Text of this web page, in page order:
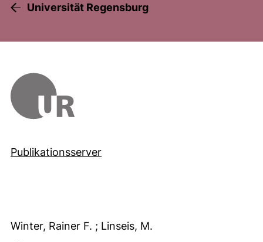
Universität Regensburg
Publikationsserver
Winter, Rainer F. ; Linseis, M.